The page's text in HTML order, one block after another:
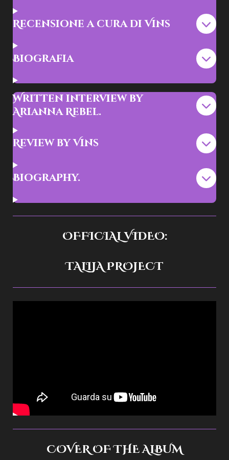
Recensione a cura di Vins
Biografia
Written interview by
Arianna Rebel.
Review by Vins
Biography.
OFFICIAL VIDEO:
TALIJA PROJECT
COVER OF THE ALBUM